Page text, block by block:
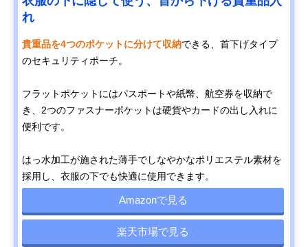
れ
貴重品を4つのポケットに分けて収納できる、首下げタイプ
のセキュリティポーチ。
フラットポケットにはパスポートや紙幣、航空券を収納で
き、2つのファスナーポケットは硬貨やカードの出し入れに
便利です。
はっ水加工が施された薄手でしなやかなポリエステル素材を
採用し、衣服の下でも快適に使用できます。
Amazonで見る
楽天市場で見る